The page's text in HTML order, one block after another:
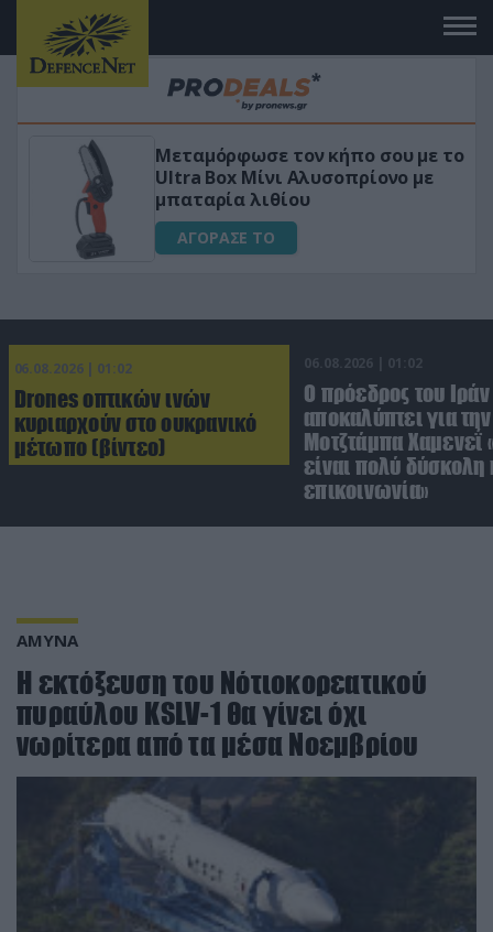
Μεταμόρφωσε τον κήπο σου με το
Ultra Box Μίνι Αλυσοπρίονο με
μπαταρία λιθίου
ΑΓΟΡΑΣΕ ΤΟ
06.08.2026 | 01:02
Drones οπτικών ινών
κυριαρχούν στο ουκρανικό
μέτωπο (βίντεο)
06.08.2026 | 01:02
Ο πρόεδρος του Ιράν
αποκαλύπτει για
Μοτζτάμπα Χαμενεΐ
είναι πολύ δύσκολη
επικοινωνία»
ΑΜΥΝΑ
Η εκτόξευση του Νότιοκορεατικού
πυραύλου KSLV-1 θα γίνει όχι
νωρίτερα από τα μέσα Νοεμβρίου